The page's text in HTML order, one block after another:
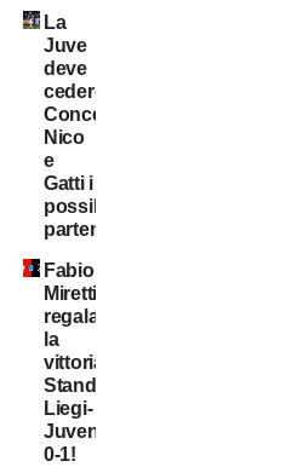
La
Juve
deve
cedere:
Conceição,
Nico
e
Gatti i
possibili
partenti
Fabio
Miretti
regala
la
vittoria,
Standard
Liegi-
Juventus
0-1!